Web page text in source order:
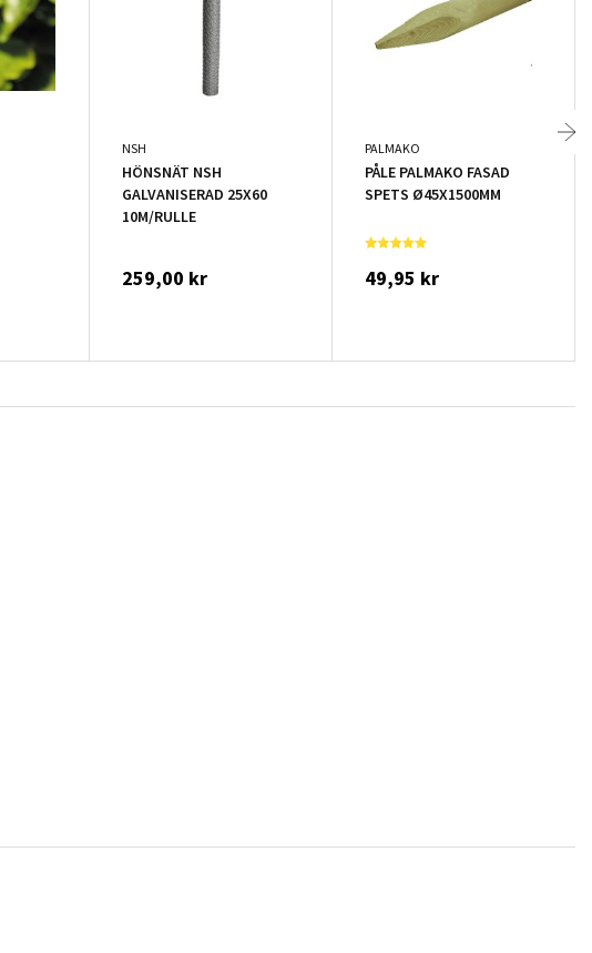
NSH
HÖNSNÄT NSH
GALVANISERAD 25X60
10M/RULLE
259,00 kr
PALMAKO
PÅLE PALMAKO FASAD
SPETS Ø45X1500MM
49,95 kr